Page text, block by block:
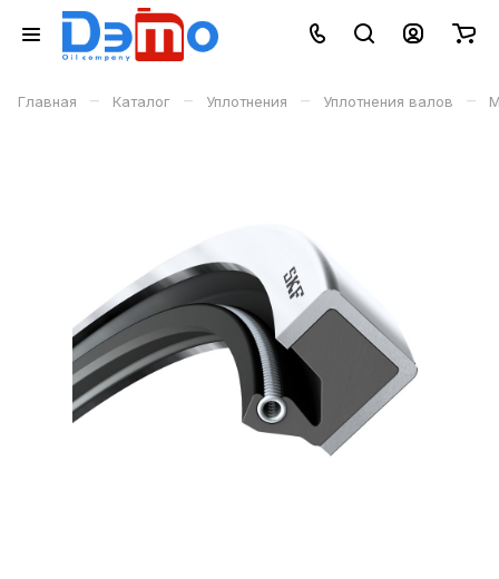
Главная – Каталог – Уплотнения – Уплотнения валов –